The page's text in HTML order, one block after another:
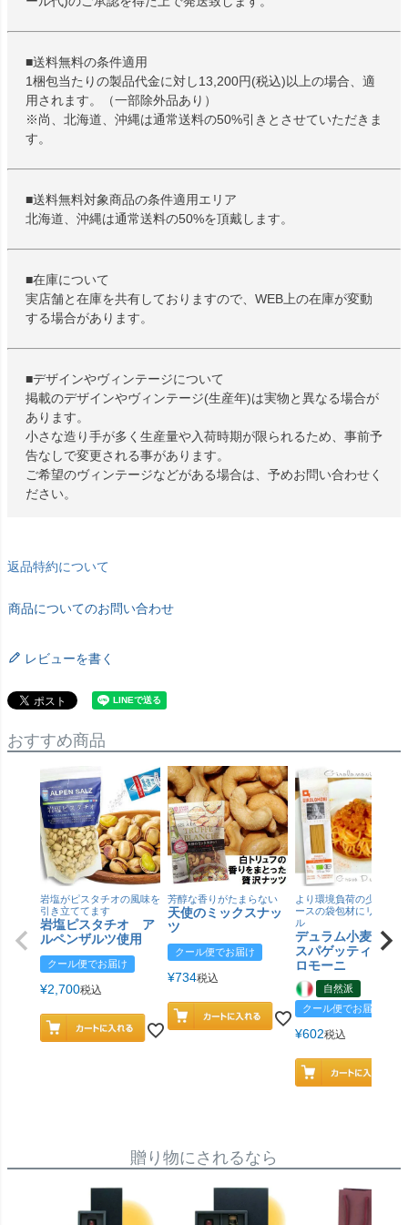
■送料無料の条件適用
1梱包当たりの製品代金に対し13,200円(税込)以上の場合、適
用されます。（一部除外品あり）
※尚、北海道、沖縄は通常送料の50%引きとさせていただきま
す。
■送料無料対象商品の条件適用エリア
北海道、沖縄は通常送料の50%を頂戴します。
■在庫について
実店舗と在庫を共有しておりますので、WEB上の在庫が変動
する場合があります。
■デザインやヴィンテージについて
掲載のデザインやヴィンテージ(生産年)は実物と異なる場合が
あります。
小さな造り手が多く生産量や入荷時期が限られるため、事前予
告なしで変更される事があります。
ご希望のヴィンテージなどがある場合は、予めお問い合わせく
ださい。
返品特約について
商品についてのお問い合わせ
レビューを書く
おすすめ商品
岩塩がピスタチオの風味を
引き立ててます
岩塩ピスタチオ ア
ルペンザルツ使用
クール便でお届け
¥2,700税込
芳醇な香りがたまらない
天使のミックスナッ
ツ
クール便でお届け
¥734税込
より環境負荷の少ない紙
ースの袋包材にリニュー
ル
デュラム小麦 有
スパゲッティ／ジ
ロモーニ
自然派
クール便でお届け
¥602税込
贈り物にされるなら